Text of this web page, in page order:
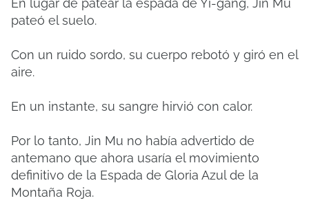
En lugar de patear la espada de Yi-gang, Jin Mu
pateó el suelo.
Con un ruido sordo, su cuerpo rebotó y giró en el
aire.
En un instante, su sangre hirvió con calor.
Por lo tanto, Jin Mu no había advertido de
antemano que ahora usaría el movimiento
definitivo de la Espada de Gloria Azul de la
Montaña Roja.